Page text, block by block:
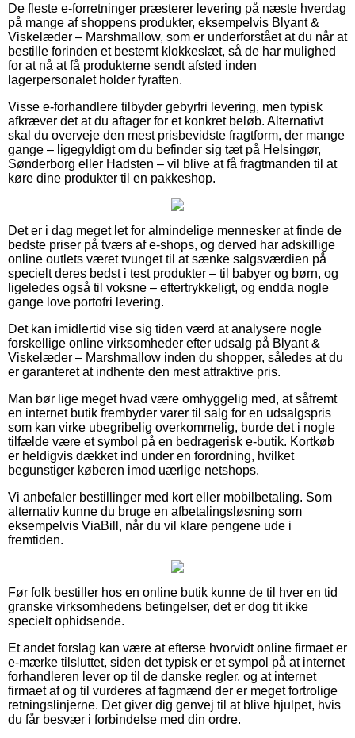
De fleste e-forretninger præsterer levering på næste hverdag
på mange af shoppens produkter, eksempelvis Blyant &
Viskelæder – Marshmallow, som er underforstået at du når at
bestille forinden et bestemt klokkeslæt, så de har mulighed
for at nå at få produkterne sendt afsted inden
lagerpersonalet holder fyraften.
Visse e-forhandlere tilbyder gebyrfri levering, men typisk
afkræver det at du aftager for et konkret beløb. Alternativt
skal du overveje den mest prisbevidste fragtform, der mange
gange – ligegyldigt om du befinder sig tæt på Helsingør,
Sønderborg eller Hadsten – vil blive at få fragtmanden til at
køre dine produkter til en pakkeshop.
Det er i dag meget let for almindelige mennesker at finde de
bedste priser på tværs af e-shops, og derved har adskillige
online outlets været tvunget til at sænke salgsværdien på
specielt deres bedst i test produkter – til babyer og børn, og
ligeledes også til voksne – eftertrykkeligt, og endda nogle
gange love portofri levering.
Det kan imidlertid vise sig tiden værd at analysere nogle
forskellige online virksomheder efter udsalg på Blyant &
Viskelæder – Marshmallow inden du shopper, således at du
er garanteret at indhente den mest attraktive pris.
Man bør lige meget hvad være omhyggelig med, at såfremt
en internet butik frembyder varer til salg for en udsalgspris
som kan virke ubegribelig overkommelig, burde det i nogle
tilfælde være et symbol på en bedragerisk e-butik. Kortkøb
er heldigvis dækket ind under en forordning, hvilket
begunstiger køberen imod uærlige netshops.
Vi anbefaler bestillinger med kort eller mobilbetaling. Som
alternativ kunne du bruge en afbetalingsløsning som
eksempelvis ViaBill, når du vil klare pengene ude i
fremtiden.
Før folk bestiller hos en online butik kunne de til hver en tid
granske virksomhedens betingelser, det er dog tit ikke
specielt ophidsende.
Et andet forslag kan være at efterse hvorvidt online firmaet er
e-mærke tilsluttet, siden det typisk er et sympol på at internet
forhandleren lever op til de danske regler, og at internet
firmaet af og til vurderes af fagmænd der er meget fortrolige
retningslinjerne. Det giver dig genvej til at blive hjulpet, hvis
du får besvær i forbindelse med din ordre.